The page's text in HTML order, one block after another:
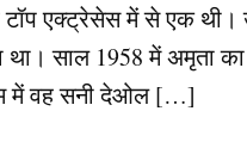
एक्ट्रेसेस में से एक थी।
था। साल 1958 में अमृता
में वह सनी देओल […]